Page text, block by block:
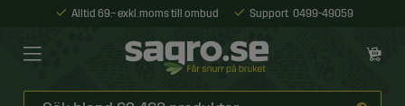
Alltid 69:- exkl. moms till ombud Support 0499-49059